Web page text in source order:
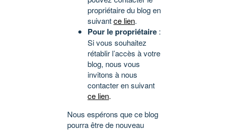
propriétaire du blog en
suivantce lien.
Pour le propriétaire :
Si vous souhaitez
rétablir l’accès à votre
blog, nous vous
invitons à nous
contacter en suivant
ce lien.
Nous espérons que ce blog
pourra être de nouveau